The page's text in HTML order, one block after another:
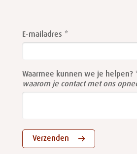
this
field
E-mailadres
Waarmee kunnen we je helpen?
waarom je contact met ons
Verzenden